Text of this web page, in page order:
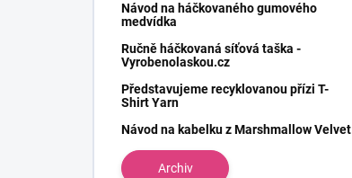
Návod na háčkovaného gumového
medvídka
Ručně háčkovaná síťová taška -
Vyrobenolaskou.cz
Představujeme recyklovanou přízi T-
Shirt Yarn
Návod na kabelku z Marshmallow Velvet
Archiv